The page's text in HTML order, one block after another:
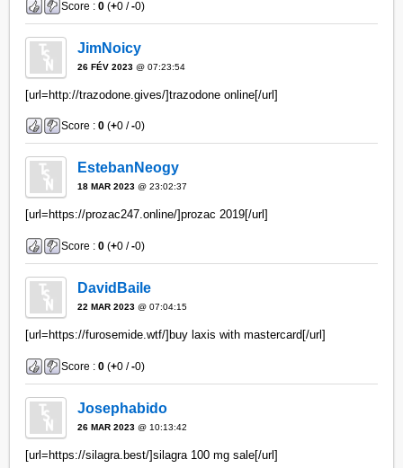
Score :0 (+0 /-0)
JimNoicy
26 FÉV 2023 @ 07:23:54
[url=http://trazodone.gives/]trazodone online[/url]
Score :0 (+0 /-0)
EstebanNeogy
18 MAR 2023 @ 23:02:37
[url=https://prozac247.online/]prozac 2019[/url]
Score :0 (+0 /-0)
DavidBaile
22 MAR 2023 @ 07:04:15
[url=https://furosemide.wtf/]buy laxis with mastercard[/url]
Score :0 (+0 /-0)
Josephabido
26 MAR 2023 @ 10:13:42
[url=https://silagra.best/]silagra 100 mg sale[/url]